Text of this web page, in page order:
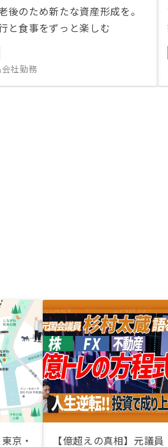
後のため新たな資産形成を。
と食事をずっと楽しむ
社勤務
京・
【億超えの真相】元議